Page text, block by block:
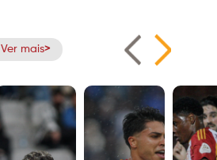
Ver mais